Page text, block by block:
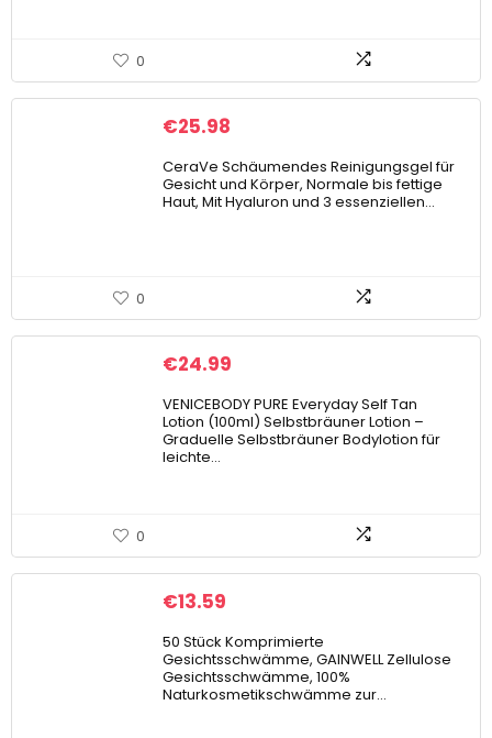
0
€25.98
CeraVe Schäumendes Reinigungsgel für
Gesicht und Körper, Normale bis fettige
Haut, Mit Hyaluron und 3 essenziellen…
0
€24.99
VENICEBODY PURE Everyday Self Tan
Lotion (100ml) Selbstbräuner Lotion –
Graduelle Selbstbräuner Bodylotion für
leichte…
0
€13.59
50 Stück Komprimierte
Gesichtsschwämme, GAINWELL Zellulose
Gesichtsschwämme, 100%
Naturkosmetikschwämme zur…